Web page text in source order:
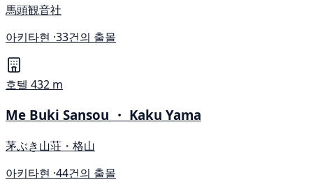
馬頭観音社
아키타현 ·33건의 출몰
호텔 432 m
Me Buki Sansou ・ Kaku Yama
茅ぶき山荘・格山
아키타현 ·44건의 출몰